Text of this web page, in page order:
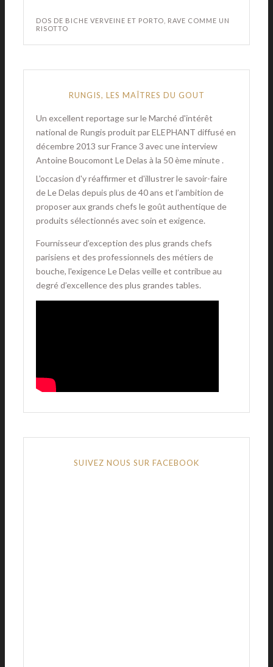
DOS DE BICHE VERVEINE ET PORTO, RAVE COMME UN
RISOTTO
RUNGIS, LES MAÎTRES DU GOUT
Un excellent reportage sur le Marché d'intérêt
national de Rungis produit par ELEPHANT diffusé en
décembre 2013 sur France 3 avec une interview
Antoine Boucomont Le Delas à la 50 ème minute .
L'occasion d'y réaffirmer et d'illustrer le savoir-faire
de Le Delas depuis plus de 40 ans et l’ambition de
proposer aux grands chefs le goût authentique de
produits sélectionnés avec soin et exigence.
Fournisseur d’exception des plus grands chefs
parisiens et des professionnels des métiers de
bouche, l'exigence Le Delas veille et contribue au
degré d’excellence des plus grandes tables.
SUIVEZ NOUS SUR FACEBOOK